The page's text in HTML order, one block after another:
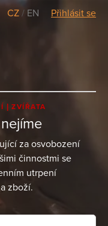
CZ / EN Přihlásit se
ZVÍŘATA
za osvobození
činnostmi se
utrpení
zboží.